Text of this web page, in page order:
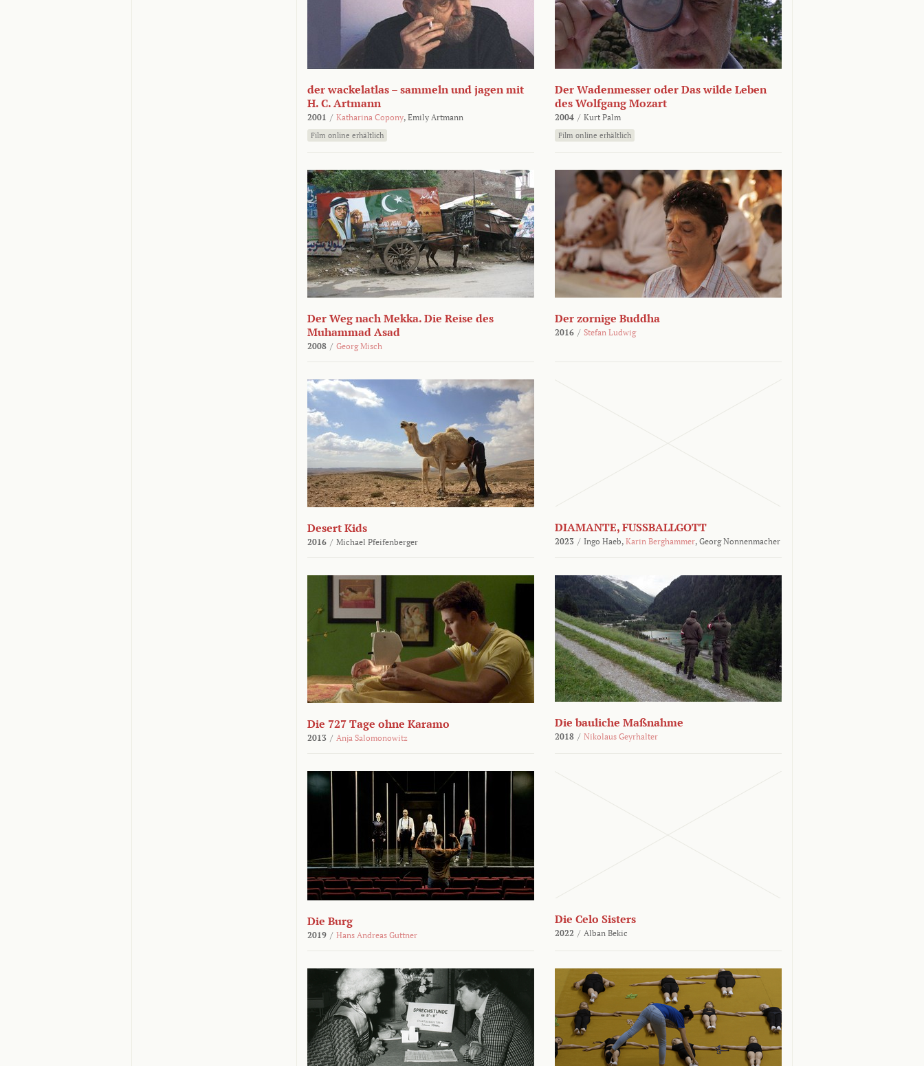
der wackelatlas – sammeln und jagen mit
H. C. Artmann
2001 / Katharina Copony, Emily Artmann
Film online erhältlich
Der Wadenmesser oder Das wilde Leben
des Wolfgang Mozart
2004 / Kurt Palm
Film online erhältlich
Der Weg nach Mekka. Die Reise des
Muhammad Asad
2008 / Georg Misch
Der zornige Buddha
2016 / Stefan Ludwig
Desert Kids
2016 / Michael Pfeifenberger
DIAMANTE, FUSSBALLGOTT
2023 / Ingo Haeb, Karin Berghammer, Georg Nonnenmacher
Die 727 Tage ohne Karamo
2013 / Anja Salomonowitz
Die bauliche Maßnahme
2018 / Nikolaus Geyrhalter
Die Burg
2019 / Hans Andreas Guttner
Die Celo Sisters
2022 / Alban Bekic